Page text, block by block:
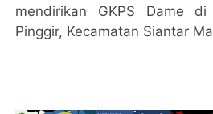
mendirikan GKPS Dame di
Pinggir, Kecamatan Siantar